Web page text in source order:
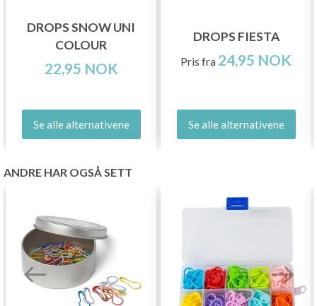
DROPS SNOW UNI
COLOUR
22,95 NOK
Se alle alternativene
DROPS FIESTA
Pris fra 24,95 NOK
Se alle alternativene
ANDRE HAR OGSÅ SETT